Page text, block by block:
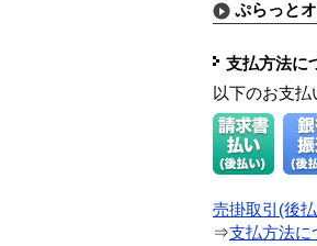
ぷらっと
支払方法に
以下のお支払
売掛取引(後
⇒支払方法に